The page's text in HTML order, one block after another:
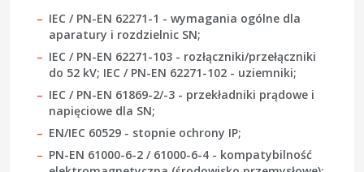
IEC / PN-EN 62271-1 - wymagania ogólne dla
aparatury i rozdzielnic SN;
IEC / PN-EN 62271-103 - rozłączniki/przełączniki
do 52 kV; IEC / PN-EN 62271-102 - uziemniki;
IEC / PN-EN 61869-2/-3 - przekładniki prądowe i
napięciowe dla SN;
EN/IEC 60529 - stopnie ochrony IP;
PN-EN 61000-6-2 / 61000-6-4 - kompatybilność